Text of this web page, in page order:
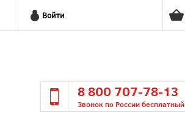
Войти
8 800 707-78-13
Звонок по России бесплатный